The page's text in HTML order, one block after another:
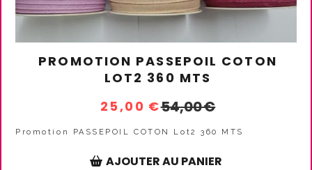
PROMOTION PASSEPOIL COTON
LOT2 360 MTS
25,00 €54,00€
Promotion PASSEPOIL COTON Lot2 360 MTS
AJOUTER AU PANIER